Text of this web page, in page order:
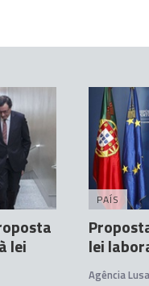
lei
PAÍS
lei
Agência Lusa